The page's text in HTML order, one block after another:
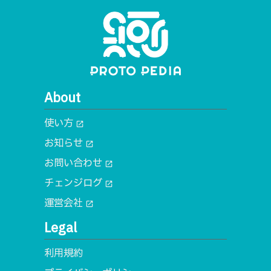
About
使い方 open_in_new
お知らせ open_in_new
お問い合わせ open_in_new
チェンジログ open_in_new
運営会社 open_in_new
Legal
利用規約